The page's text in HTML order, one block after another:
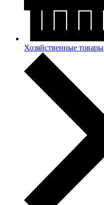
Хозяйственные товары